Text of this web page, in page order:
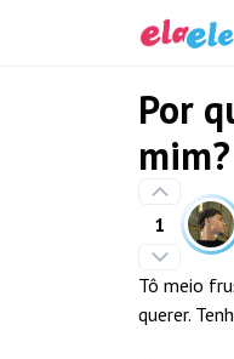
Por
1
Tô meio
querer.